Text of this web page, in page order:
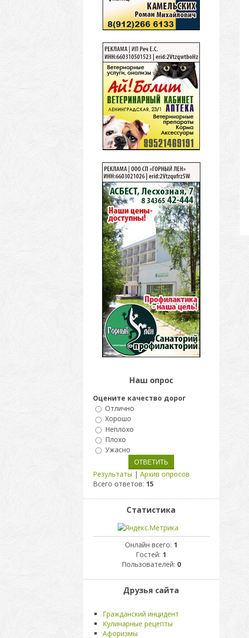
Наш опрос
Оцените качество дорог
Отлично
Хорошо
Неплохо
Плохо
Ужасно
Результаты | Архив опросов
Всего ответов: 15
Статистика
Онлайн всего: 1
Гостей: 1
Пользователей: 0
Друзья сайта
Гражданский инцидент
Кулинарные рецепты
Афоризмы